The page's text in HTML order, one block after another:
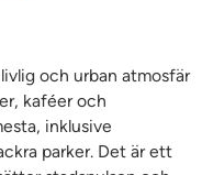
och urban atmosfär
kaféer och
inklusive
parker. Det är ett